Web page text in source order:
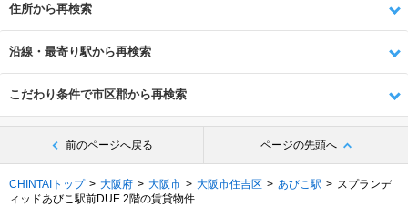
住所から再検索
沿線・最寄り駅から再検索
こだわり条件で市区郡から再検索
前のページへ戻る ページの先頭へ
CHINTAIトップ 大阪府 大阪市 大阪市住吉区 あびこ駅
スプランデ
ィッドあびこ駅前DUE 2階の賃貸物件